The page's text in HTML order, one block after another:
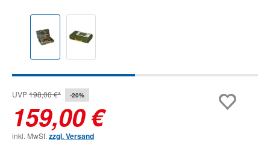
UVP198,00 €* -20%
159,00 €
inkl. MwSt. zzgl. Versand